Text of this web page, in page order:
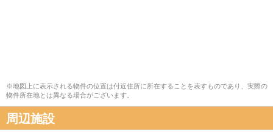
※地図上に表示される物件の位置は付近住所に所在することを表すものであり、実際の
物件所在地とは異なる場合がございます。
周辺施設